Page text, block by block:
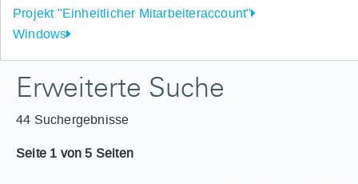
Projekt "Einheitlicher Mitarbeiteraccount"
Windows
Erweiterte Suche
44 Suchergebnisse
Seite 1 von 5 Seiten